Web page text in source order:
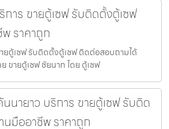
การ ขายตู้เซฟ รับติดตั้งตู้เซฟ
ราคาถูก
ยตู้เซฟ รับติดตั้งตู้เซฟ ติดต่อสอบถามได้
ขายตู้เซฟ ชัยนาท โดย ตู้เซฟ
นายาว บริการ ขายตู้เซฟ รับติด
มืออาชีพ ราคาถูก